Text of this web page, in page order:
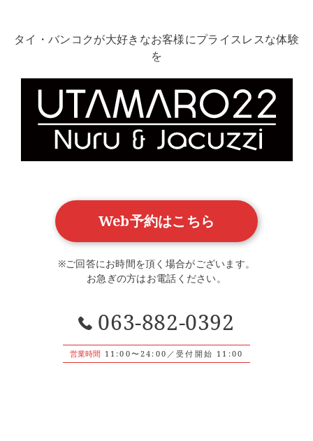
タイ・バンコクが大好きなお客様にプライスレスな体験
を
Web予約はこちら
※ご回答にお時間を頂く場合がございます。
お急ぎの方はお電話ください。
063-882-0392
営業時間 11:00〜24:00／受付開始 11:00